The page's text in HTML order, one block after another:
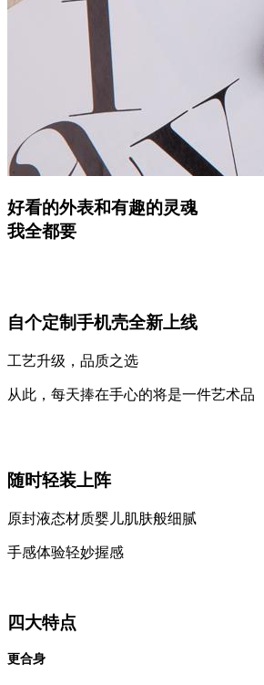
好看的外表和有趣的灵魂
我全都要
自个定制手机壳全新上线
工艺升级，品质之选
从此，每天捧在手心的将是一件艺术品
随时轻装上阵
原封液态材质婴儿肌肤般细腻
手感体验轻妙握感
四大特点